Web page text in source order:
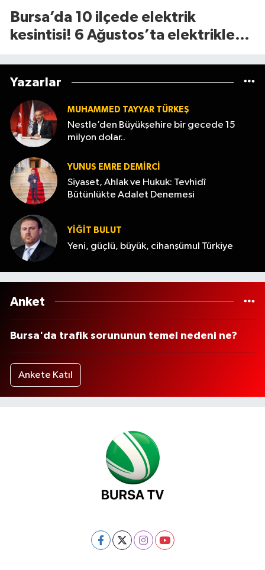
Bursa’da 10 ilçede elektrik
kesintisi! 6 Ağustos’ta elektrikler
Yazarlar
MUHAMMED TAYYAR TÜRKEŞ
Nestle’den Büyükşehire bir gecede 15
milyon dolar..
YUNUS EMRE DEMIRCI
Siyaset, Ahlak ve Hukuk: Tevhidî
Bütünlükte Adalet Denemesi
YİĞİT BULUT
Yeni, güçlü, büyük, cihanşümul Türkiye
Anket
Bursa'da trafik sorununun temel nedeni ne?
Ankete Katıl